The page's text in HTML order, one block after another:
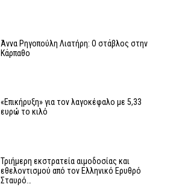
Άννα Ρηγοπούλη Λιατήρη: Ο στάβλος στην
Κάρπαθο
«Επικήρυξη» για τον λαγοκέφαλο με 5,33
ευρώ το κιλό
Τριήμερη εκστρατεία αιμοδοσίας και
εθελοντισμού από τον Ελληνικό Ερυθρό
Σταυρό…